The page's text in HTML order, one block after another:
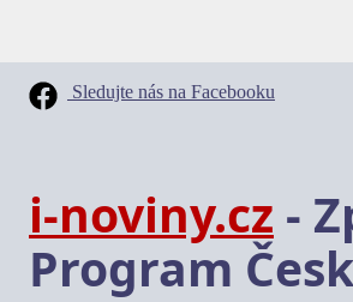
Sledujte nás na Facebooku
i-noviny.cz -
Program